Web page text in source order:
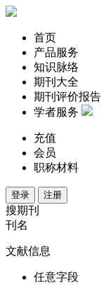
首页
产品服务
知识脉络
期刊大全
期刊评价报告
学者服务
充值
会员
职称材料
登录 注册
搜期刊
刊名
文献信息
任意字段